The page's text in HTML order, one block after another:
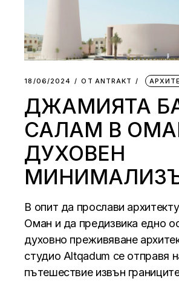
18/06/2024 ОТ АNTRAKT
ДЖАМИЯТА
САЛАМ В
ДУХОВЕН
В опит да прослави
Оман и да предизвика едно
духовно преживяване
студио Altqadum се отправя
пътешествие извън